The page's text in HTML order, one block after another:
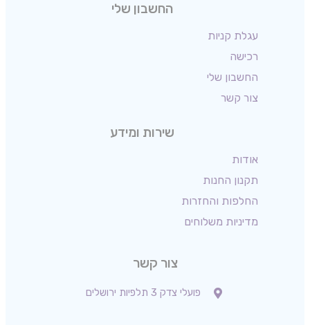
החשבון שלי
עגלת קניות
רכישה
החשבון שלי
צור קשר
שירות ומידע
אודות
תקנון החנות
החלפות והחזרות
מדיניות משלוחים
צור קשר
פועלי צדק 3 תלפיות ירושלים